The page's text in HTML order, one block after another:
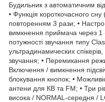
Будильник з автоматичним
• Функція короткочасного
повторенням 3 рази; •
вимкнення приймача через 1
потужності звучання типу
ультрадинамических
звучання; • Перемикання
Включення / вимкнення
блокування кнопок; •
антени для КВ та FM; • Три
висока / NORMAL-середня /